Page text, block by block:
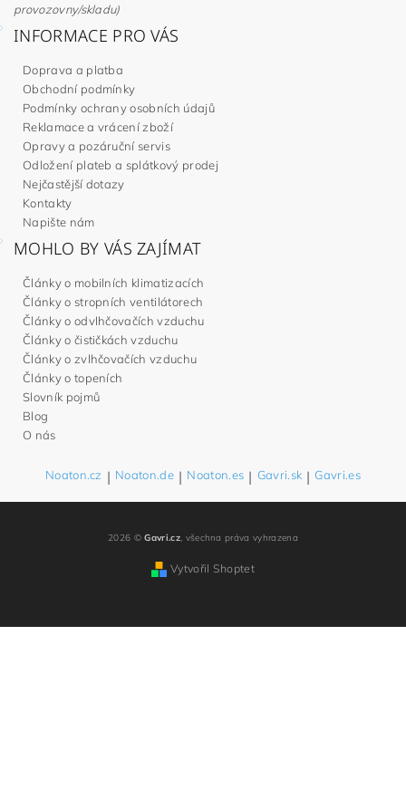
provozovny/skladu)
INFORMACE PRO VÁS
Doprava a platba
Obchodní podmínky
Podmínky ochrany osobních údajů
Reklamace a vrácení zboží
Opravy a pozáruční servis
Odložení plateb a splátkový prodej
Nejčastější dotazy
Kontakty
Napište nám
MOHLO BY VÁS ZAJÍMAT
Články o mobilních klimatizacích
Články o stropních ventilátorech
Články o odvlhčovačích vzduchu
Články o čističkách vzduchu
Články o zvlhčovačích vzduchu
Články o topeních
Slovník pojmů
Blog
O nás
Noaton.cz | Noaton.de | Noaton.es | Gavri.sk | Gavri.es
2026 ©Gavri.cz, všechna práva vyhrazena
Vytvořil Shoptet